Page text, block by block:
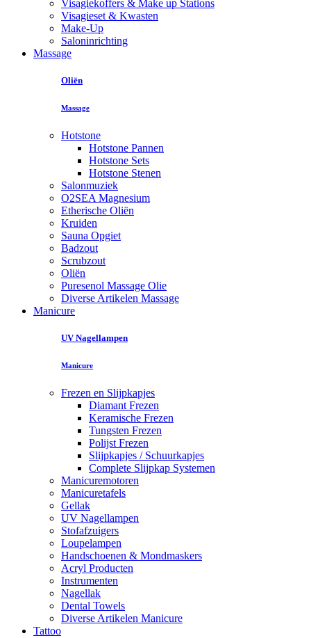
Visagiekoffers & Make up Stations
Visagieset & Kwasten
Make-Up
Saloninrichting
Massage
Oliën
Massage
Hotstone
Hotstone Pannen
Hotstone Sets
Hotstone Stenen
Salonmuziek
O2SEA Magnesium
Etherische Oliën
Kruiden
Sauna Opgiet
Badzout
Scrubzout
Oliën
Puresenol Massage Olie
Diverse Artikelen Massage
Manicure
UV Nagellampen
Manicure
Frezen en Slijpkapjes
Diamant Frezen
Keramische Frezen
Tungsten Frezen
Polijst Frezen
Slijpkapjes / Schuurkapjes
Complete Slijpkap Systemen
Manicuremotoren
Manicuretafels
Gellak
UV Nagellampen
Stofafzuigers
Loupelampen
Handschoenen & Mondmaskers
Acryl Producten
Instrumenten
Nagellak
Dental Towels
Diverse Artikelen Manicure
Tattoo